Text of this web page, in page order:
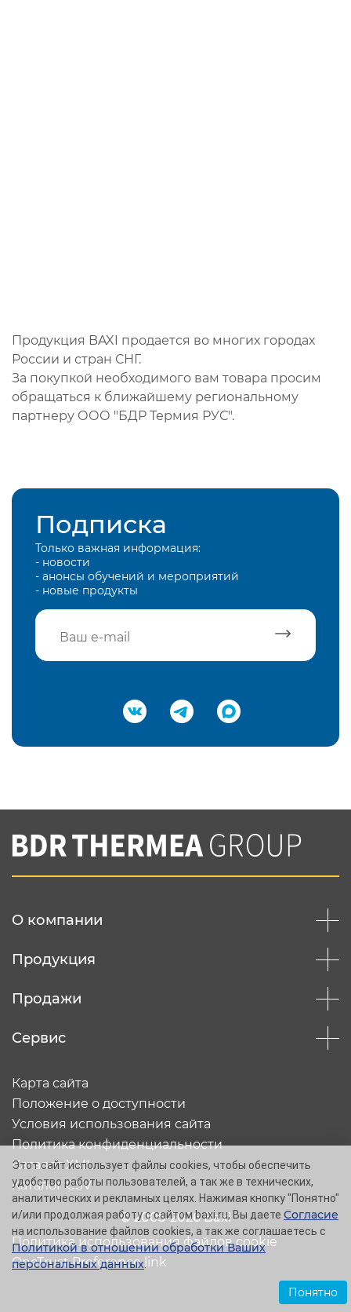
Продукция BAXI продается во многих городах
России и стран СНГ.
За покупкой необходимого вам товара просим
обращаться к ближайшему региональному
партнеру ООО "БДР Термия РУС".
Подписка
Только важная информация:
- новости
- анонсы обучений и мероприятий
- новые продукты
Подтвердить e-mail
Вы соглашаетесь с нашей политикой
конфеденциальности
О компании
Продукция
Продажи
Сервис
© 2005-2026 Baxi
Карта сайта
Положение о доступности
Условия использования сайта
Политика конфиденциальности
Каталог XML
Каталог CSV
Политика использования файлов cookie
OneTrust Preference link
Этот сайт использует файлы cookies, чтобы обеспечить
удобство работы пользователей, а так же в технических,
аналитических и рекламных целях. Нажимая кнопку "Понятно"
и/или продолжая работу с сайтом baxi.ru, Вы даете Согласие
на использование файлов cookies, а так же соглашаетесь с
Политикой в отношении обработки Ваших
персональных данных.
Понятно